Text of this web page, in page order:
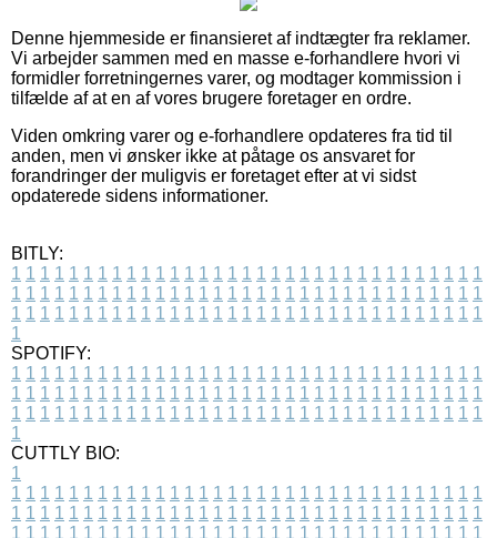
Denne hjemmeside er finansieret af indtægter fra reklamer.
Vi arbejder sammen med en masse e-forhandlere hvori vi
formidler forretningernes varer, og modtager kommission i
tilfælde af at en af vores brugere foretager en ordre.
Viden omkring varer og e-forhandlere opdateres fra tid til
anden, men vi ønsker ikke at påtage os ansvaret for
forandringer der muligvis er foretaget efter at vi sidst
opdaterede sidens informationer.
BITLY:
1 1 1 1 1 1 1 1 1 1 1 1 1 1 1 1 1 1 1 1 1 1 1 1 1 1 1 1 1 1 1 1 1
1 1 1 1 1 1 1 1 1 1 1 1 1 1 1 1 1 1 1 1 1 1 1 1 1 1 1 1 1 1 1 1 1
1 1 1 1 1 1 1 1 1 1 1 1 1 1 1 1 1 1 1 1 1 1 1 1 1 1 1 1 1 1 1 1 1
1
SPOTIFY:
1 1 1 1 1 1 1 1 1 1 1 1 1 1 1 1 1 1 1 1 1 1 1 1 1 1 1 1 1 1 1 1 1
1 1 1 1 1 1 1 1 1 1 1 1 1 1 1 1 1 1 1 1 1 1 1 1 1 1 1 1 1 1 1 1 1
1 1 1 1 1 1 1 1 1 1 1 1 1 1 1 1 1 1 1 1 1 1 1 1 1 1 1 1 1 1 1 1 1
1
CUTTLY BIO:
1
1 1 1 1 1 1 1 1 1 1 1 1 1 1 1 1 1 1 1 1 1 1 1 1 1 1 1 1 1 1 1 1 1
1 1 1 1 1 1 1 1 1 1 1 1 1 1 1 1 1 1 1 1 1 1 1 1 1 1 1 1 1 1 1 1 1
1 1 1 1 1 1 1 1 1 1 1 1 1 1 1 1 1 1 1 1 1 1 1 1 1 1 1 1 1 1 1 1 1